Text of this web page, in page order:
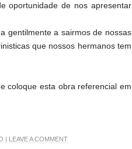
oportunidade de nos apresentar
gentilmente a sairmos de nossas
que nossos hermanos tem
coloque esta obra referencial em
| LEAVE A COMMENT